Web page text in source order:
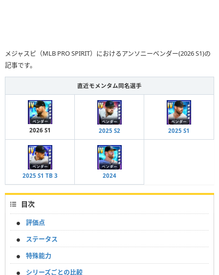
メジャスピ（MLB PRO SPIRIT）におけるアンソニーベンダー(2026 S1)の
記事です。
直近モメンタム同名選手
2026 S1 2025 S2 2025 S1
2025 S1 TB 3 2024
目次
評価点
ステータス
特殊能力
シリーズごとの比較